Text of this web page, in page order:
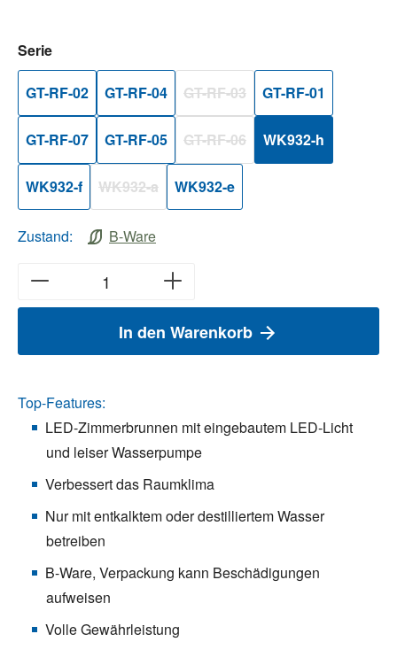
Serieauswählen
GT-RF-02 GT-RF-04 GT-RF-03(Diese Option ist zurzeit nicht
GT-RF-01
GT-RF-07 GT-RF-05 GT-RF-06(Diese Option ist zurzeit nicht
WK932-h
WK932-f WK932-a(Diese Option ist zurzeit nicht verfügbar.)
WK932-e
Zustand: B-Ware
In den Warenkorb
Top-Features:
LED-Zimmerbrunnen mit eingebautem LED-Licht
und leiser Wasserpumpe
Verbessert das Raumklima
Nur mit entkalktem oder destilliertem Wasser
betreiben
B-Ware, Verpackung kann Beschädigungen
aufweisen
Volle Gewährleistung